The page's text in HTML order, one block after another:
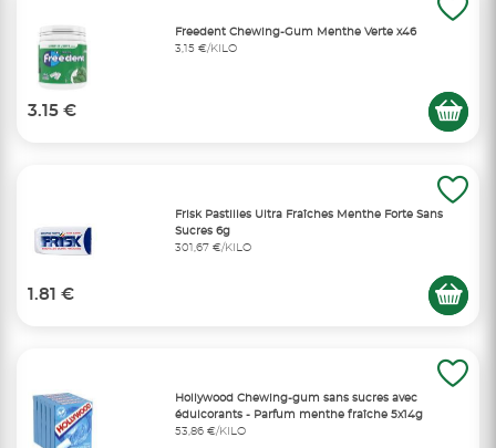
Freedent Chewing-Gum Menthe Verte x46
3,15 €/KILO
3.15 €
Frisk Pastilles Ultra Fraîches Menthe Forte Sans
Sucres 6g
301,67 €/KILO
1.81 €
Hollywood Chewing-gum sans sucres avec
édulcorants - Parfum menthe fraîche 5x14g
53,86 €/KILO